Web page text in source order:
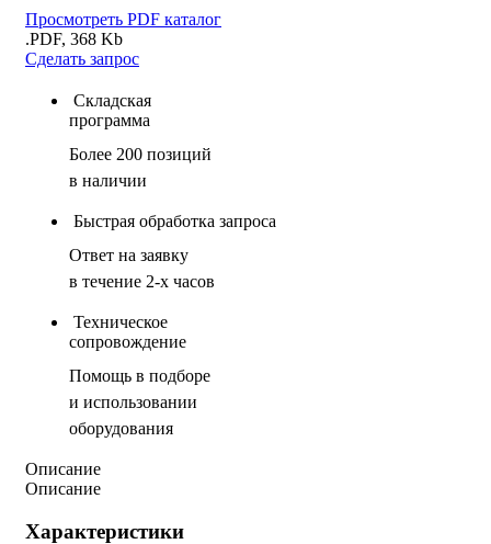
Просмотреть PDF каталог
.PDF, 368 Kb
Сделать запрос
Складская
программа
Более 200 позиций
в наличии
Быстрая обработка запроса
Ответ на заявку
в течение 2-х часов
Техническое
сопровождение
Помощь в подборе
и использовании
оборудования
Описание
Описание
Характеристики